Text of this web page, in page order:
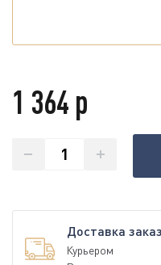
1 364 р
Доставка
Курьером